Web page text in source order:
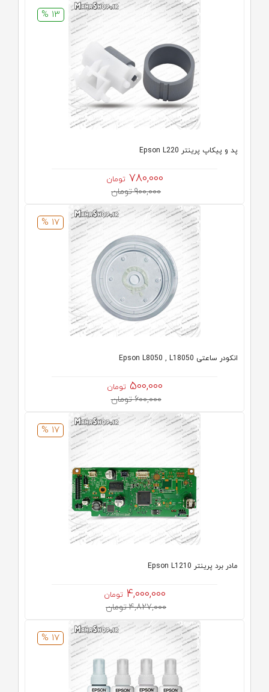
13 %
پد و پیکاپ پرینتر Epson L220
780,000 تومان
900,000 تومان
17 %
انکودر ساعتی Epson L8050 , L18050
500,000 تومان
600,000 تومان
17 %
مادر برد پرینتر Epson L1210
4,000,000 تومان
4,827,000 تومان
17 %